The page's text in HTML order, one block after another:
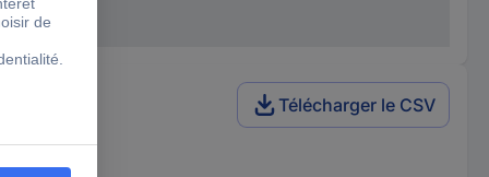
Télécharger le CSV